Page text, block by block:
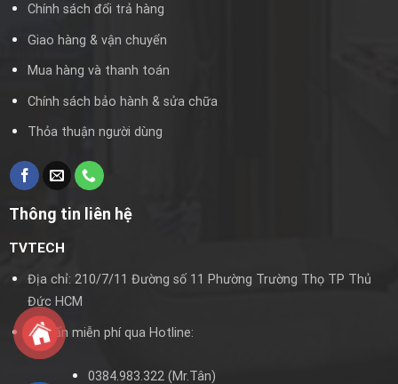
Chính sách đổi trả hàng
Giao hàng & vận chuyển
Mua hàng và thanh toán
Chính sách bảo hành & sửa chữa
Thỏa thuận người dùng
Thông tin liên hệ
TVTECH
Địa chỉ: 210/7/11 Đường số 11 Phường Trường Thọ TP Thủ
Đức HCM
Tư vấn miễn phí qua Hotline:
0384.983.322 (Mr.Tân)